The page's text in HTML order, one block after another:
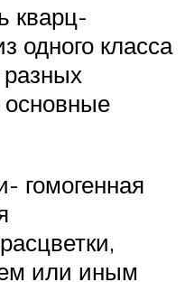
кварц-
одного класса
разных
основные
гомогенная
или иным